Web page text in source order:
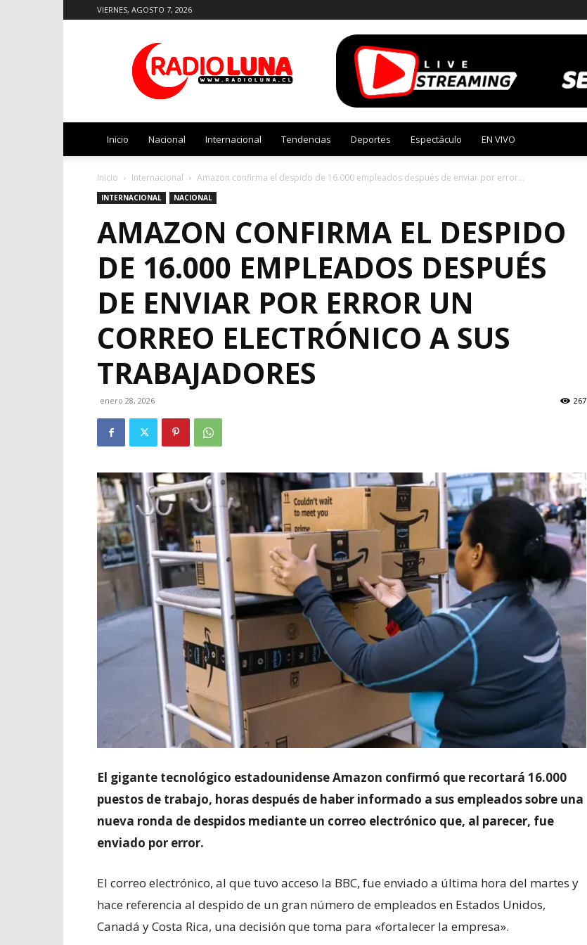
VIERNES, AGOSTO 7, 2026
Luna
Inicio Nacional Internacional Tendencias Deportes Espectáculo EN VIVO
Inicio Internacional Amazon confirma el despido de 16.000 empleados después de enviar por error...
INTERNACIONAL NACIONAL
AMAZON CONFIRMA EL DESPIDO
DE 16.000 EMPLEADOS DESPUÉS
DE ENVIAR POR ERROR UN
CORREO ELECTRÓNICO A SUS
TRABAJADORES
enero 28, 2026 267
El gigante tecnológico estadounidense Amazon confirmó que recortará 16.000
puestos de trabajo, horas después de haber informado a sus empleados sobre una
nueva ronda de despidos mediante un correo electrónico que, al parecer, fue
enviado por error.
El correo electrónico, al que tuvo acceso la BBC, fue enviado a última hora del martes y
hace referencia al despido de un gran número de empleados en Estados Unidos,
Canadá y Costa Rica, una decisión que toma para «fortalecer la empresa».